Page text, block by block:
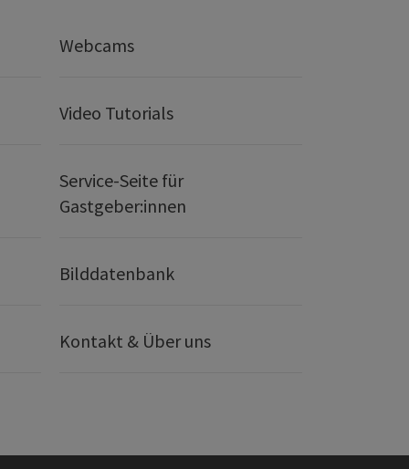
Webcams
Video Tutorials
Service-Seite für
Gastgeber:innen
Bilddatenbank
Kontakt & Über uns